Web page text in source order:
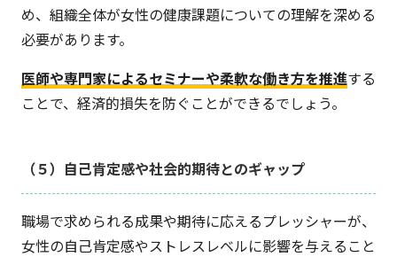
め、組織全体が女性の健康課題についての理解を深める
必要があります。
医師や専門家によるセミナーや柔軟な働き方を推進する
ことで、経済的損失を防ぐことができるでしょう。
（５）自己肯定感や社会的期待とのギャップ
職場で求められる成果や期待に応えるプレッシャーが、
女性の自己肯定感やストレスレベルに影響を与えること